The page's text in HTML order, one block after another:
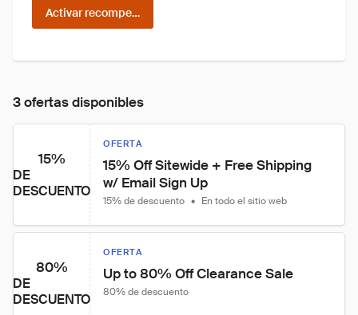
Activar recompensas
3 ofertas disponibles
15%
DE
DESCUENTO
OFERTA
15% Off Sitewide + Free Shipping
w/ Email Sign Up
15% de descuento • En todo el sitio web
80%
DE
DESCUENTO
OFERTA
Up to 80% Off Clearance Sale
80% de descuento